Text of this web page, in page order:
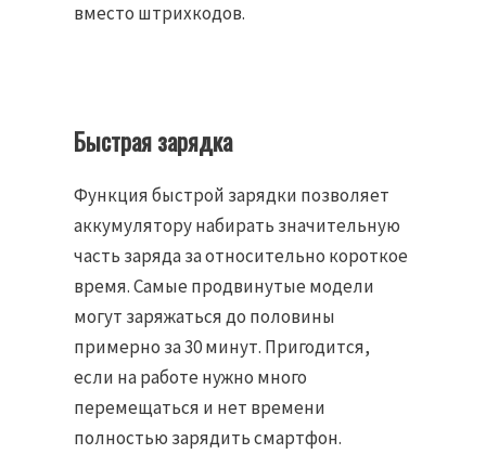
вместо штрихкодов.
Быстрая зарядка
Функция быстрой зарядки позволяет
аккумулятору набирать значительную
часть заряда за относительно короткое
время. Самые продвинутые модели
могут заряжаться до половины
примерно за 30 минут. Пригодится,
если на работе нужно много
перемещаться и нет времени
полностью зарядить смартфон.